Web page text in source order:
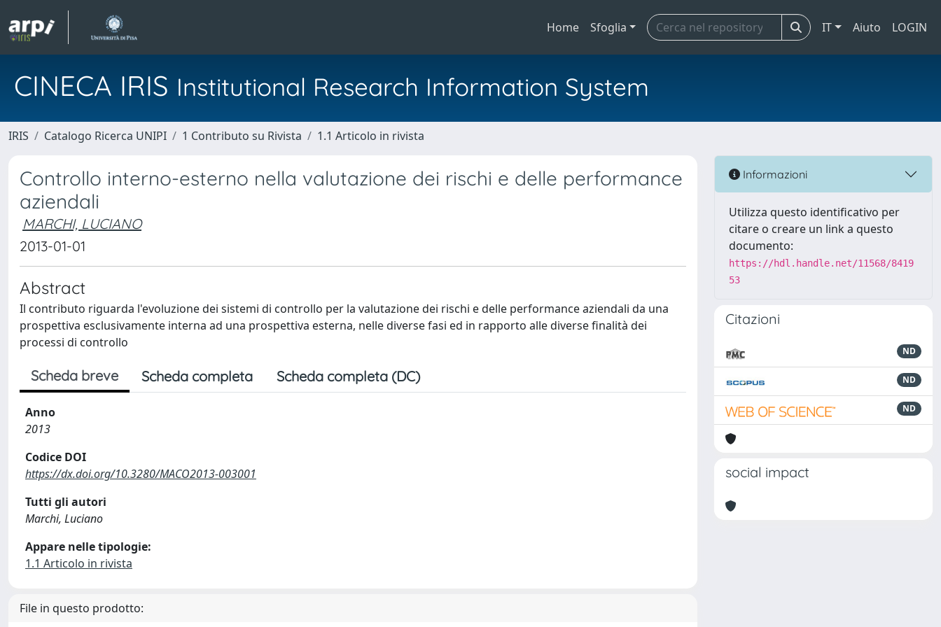
Home Sfoglia IT Aiuto LOGIN
CINECA IRIS Institutional Research Information System
IRIS Catalogo Ricerca UNIPI 1 Contributo su Rivista 1.1 Articolo in rivista
Controllo interno-esterno nella valutazione dei rischi e delle performance
aziendali
MARCHI, LUCIANO
2013-01-01
Abstract
Il contributo riguarda l'evoluzione dei sistemi di controllo per la valutazione dei rischi e delle performance aziendali da una
prospettiva esclusivamente interna ad una prospettiva esterna, nelle diverse fasi ed in rapporto alle diverse finalità dei
processi di controllo
Scheda breve Scheda completa Scheda completa (DC)
Anno
2013
Codice DOI
https://dx.doi.org/10.3280/MACO2013-003001
Tutti gli autori
Marchi, Luciano
Appare nelle tipologie:
1.1 Articolo in rivista
File in questo prodotto:
Informazioni
Utilizza questo identificativo per
citare o creare un link a questo
documento:
https://hdl.handle.net/11568/8419
53
Citazioni
ND
ND
ND
social impact